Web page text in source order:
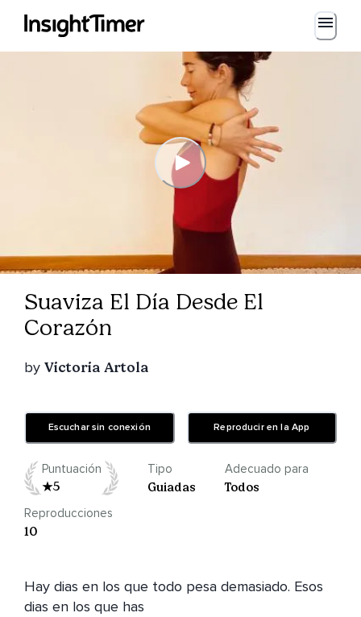
Suaviza El Día Desde El
Corazón
by Victoria Artola
Escuchar sin conexión Reproducir en la App
Puntuación
5
Tipo
Guiadas
Adecuado para
Todos
Reproducciones
10
Hay dias en los que todo pesa demasiado. Esos
dias en los que has